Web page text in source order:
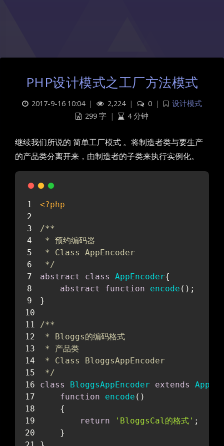
PHP设计模式之工厂方法模式
2017-9-16 10:04 | 2,224 | 0 |
设计模式
299 字 | 4 分钟
继续我们所说的 简单工厂模式 。将制造者类与要生产
的产品类分离开来，由制造者的子类来执行实例化。
<?php
/**
* 预约编码器
* Class AppEncoder
*/
abstract
class AppEncoder{
abstract
function encode ( ) ;
}
/**
* Bloggs的编码格式
* 产品类
* Class BloggsAppEncoder
*/
class
BloggsAppEncoder extends
function
encode ( )
    {
return
'BloggsCal的格式' ;
    }